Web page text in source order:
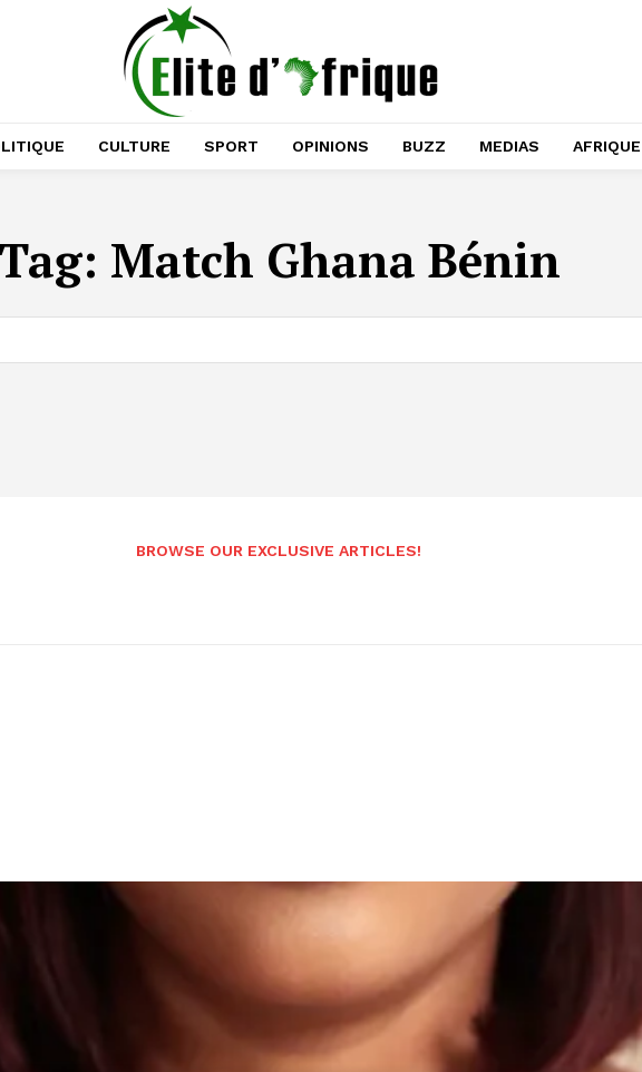
CULTURE SPORT OPINIONS BUZZ MEDIAS AFRIQUE
Tag: Match Ghana Bénin
BROWSE OUR EXCLUSIVE ARTICLES!